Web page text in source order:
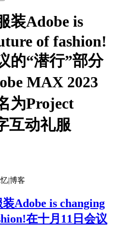
装Adobe is
of fashion!
的“潜行”部分
MAX 2023
为Project
互动礼服
|博客
Adobe is changing
在十月11日会议